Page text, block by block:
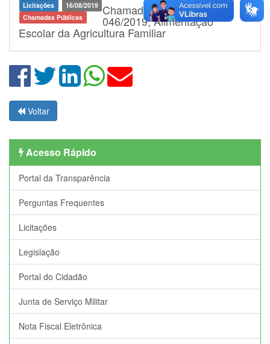
Licitações
16/08/2019
Chamadas Públicas
Chamada Pública nº
046/2019, Alimentação
Escolar da Agricultura Familiar
Voltar
Acesso Rápido
Portal da Transparência
Perguntas Frequentes
Licitações
Legislação
Portal do Cidadão
Junta de Serviço Militar
Nota Fiscal Eletrônica